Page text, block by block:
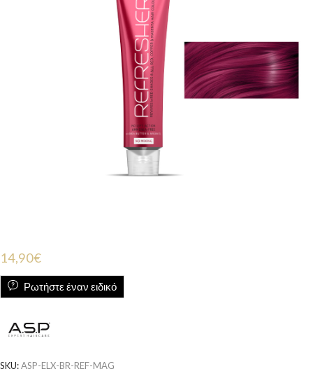
14,90€
Ρωτήστε έναν ειδικό
SKU:ASP-ELX-BR-REF-MAG